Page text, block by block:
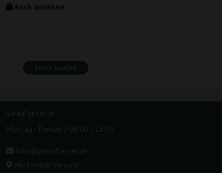
Auch ansehen
Jetzt kaufen
GanjaFarmer.de
Montag - Freitag / 08:00 - 16:00
info@ganjafarmer.de
Weltweiter Versand